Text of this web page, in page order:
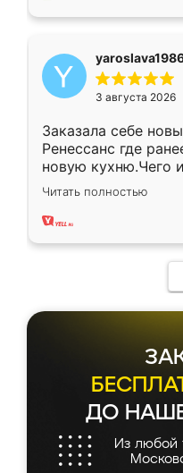
3 августа 2026
Заказала себе
Ренессанс где
новую кухню.Чего
вполне довольна.
два года, нареканий
Читать полностью
ДО
Из любой